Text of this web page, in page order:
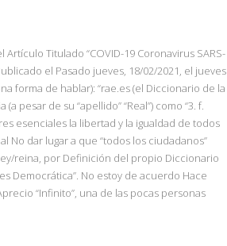
Titulado “COVID-19 Coronavirus SARS-
el Pasado jueves, 18/02/2021, el jueves
forma de hablar): “rae.es (el Diccionario de la
pesar de su “apellido” “Real”) como “3. f.
esenciales la libertad y la igualdad de todos
No dar lugar a que “todos los ciudadanos”
reina, por Definición del propio Diccionario
Democrática”. No estoy de acuerdo Hace
“Infinito”, una de las pocas personas